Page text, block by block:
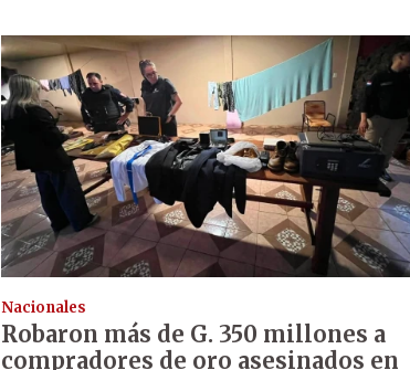
Nacionales
Robaron más de G. 350 millones a
compradores de oro asesinados en